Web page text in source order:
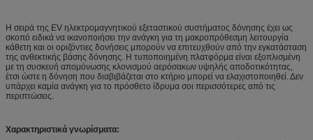
Η σειρά της EV ηλεκτρομαγνητικού εξεταστικού συστήματος δόνησης έχει ως
σκοπό ειδικά να ικανοποιήσει την ανάγκη για τη μακροπρόθεσμη λειτουργία
κάθετη και οι οριζόντιες δονήσεις μπορούν να επιτευχθούν από την εγκατάσταση
της ανθεκτικής βάσης δόνησης. Η τυποποιημένη πλατφόρμα είναι εξοπλισμένη
με τη συσκευή απομόνωσης κλονισμού αερόσακων υψηλής αποδοτικότητας,
έτσι ώστε η δόνηση που διαβιβάζεται στο κτήριο μπορεί να ελαχιστοποιηθεί. Δεν
υπάρχει καμία ανάγκη για το πρόσθετο ίδρυμα σοι περισσότερες από τις
περιπτώσεις.
Χαρακτηριστικά γνωρίσματα: